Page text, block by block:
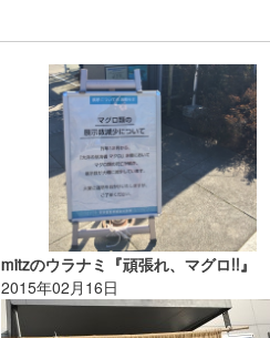
mitzのウラナミ『頑張れ、マグロ!!』
2015年02月16日